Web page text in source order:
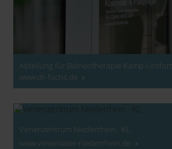
Abteilung für Balneotherapie Kamp-Lintfort
www.dr-fuchs.de
Venenzentrum Niederrhein · KL
www.venenlaser-niederrhein.de